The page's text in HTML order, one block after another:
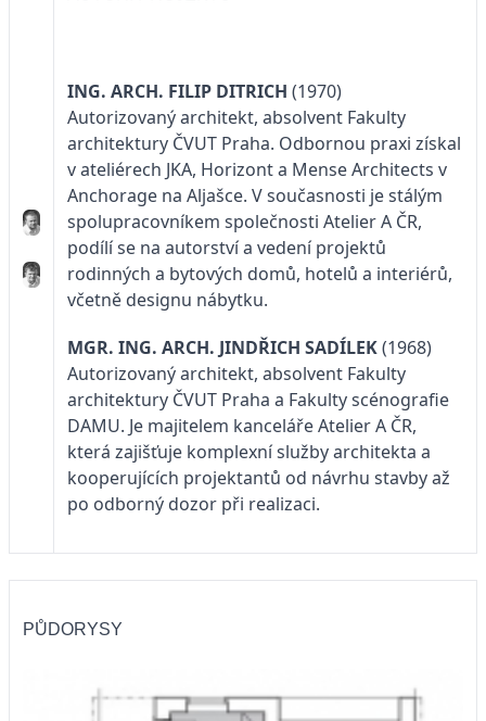
ING. ARCH. FILIP DITRICH (1970)
Autorizovaný architekt, absolvent Fakulty
architektury ČVUT Praha. Odbornou praxi získal
v ateliérech JKA, Horizont a Mense Architects v
Anchorage na Aljašce. V současnosti je stálým
spolupracovníkem společnosti Atelier A ČR,
podílí se na autorství a vedení projektů
rodinných a bytových domů, hotelů a interiérů,
včetně designu nábytku.
MGR. ING. ARCH. JINDŘICH SADÍLEK(1968)
Autorizovaný architekt, absolvent Fakulty
architektury ČVUT Praha a Fakulty scénografie
DAMU. Je majitelem kanceláře Atelier A ČR,
která zajišťuje komplexní služby architekta a
kooperujících projektantů od návrhu stavby až
po odborný dozor při realizaci.
PŮDORYSY